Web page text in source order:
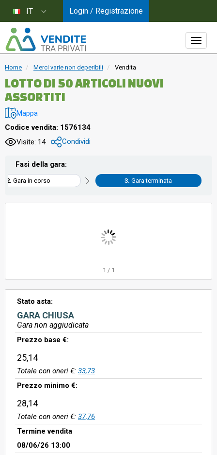
Home Merci varie non deperibili Vendita
LOTTO DI 50 ARTICOLI NUOVI
ASSORTITI
Mappa
Codice vendita: 1576134
Visite: 14
Condividi
Fasi della gara:
Gara in corso Gara terminata
1 / 1
Stato asta:
GARA CHIUSA
Gara non aggiudicata
Prezzo base €:
25,14
Totale con oneri €: 33,73
Prezzo minimo €:
28,14
Totale con oneri €: 37,76
Termine vendita
08/06/26 13:00
IT Login / Registrazione